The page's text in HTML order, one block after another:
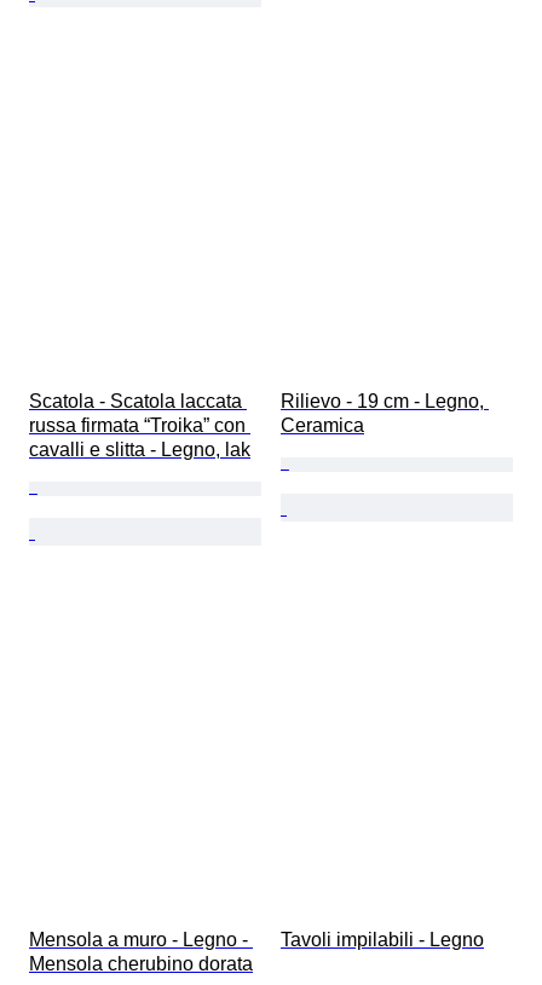
Scatola - Scatola laccata
russa firmata “Troika” con
cavalli e slitta - Legno, lak
Rilievo - 19 cm - Legno,
Ceramica
Mensola a muro - Legno -
Mensola cherubino dorata
Tavoli impilabili - Legno